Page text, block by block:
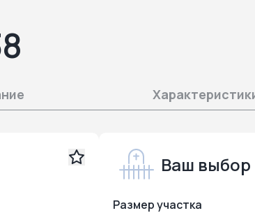
Ваш выбор
Размер участка